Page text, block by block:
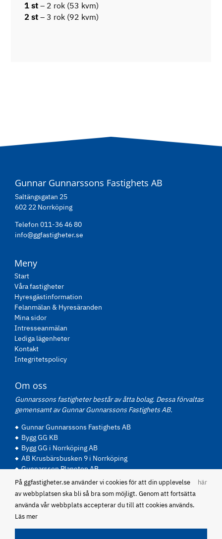
1 st – 2 rok (53 kvm)
2 st – 3 rok (92 kvm)
Gunnar Gunnarssons Fastighets AB
Saltängsgatan 25
602 22 Norrköping
Telefon 011-36 46 80
info@ggfastigheter.se
Meny
Start
Våra fastigheter
Hyresgästinformation
Felanmälan & Hyresäranden
Mina sidor
Intresseanmälan
Lediga lägenheter
Kontakt
Integritetspolicy
Om oss
Gunnarssons fastigheter består av åtta bolag. Dessa förvaltas
gemensamt av Gunnar Gunnarssons Fastighets AB.
Gunnar Gunnarssons Fastighets AB
Bygg GG KB
Bygg GG i Norrköping AB
AB Krusbärsbusken 9 i Norrköping
Gunnarsson Planeten AB
Panare AB
P Gunnarsson Fastigheter AB
Abel Becker Fastighets AB
På ggfastigheter.se använder vi cookies för att din upplevelse
av webbplatsen ska bli så bra som möjligt. Genom att fortsätta
använda vår webbplats accepterar du till att cookies används.
Läs mer
här